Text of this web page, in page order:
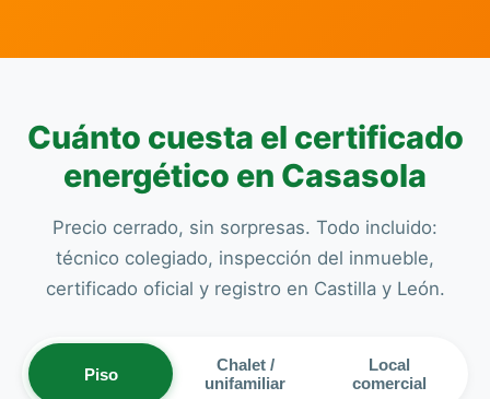
Cuánto cuesta el certificado
energético en Casasola
Precio cerrado, sin sorpresas. Todo incluido:
técnico colegiado, inspección del inmueble,
certificado oficial y registro en Castilla y León.
Piso
Chalet /
unifamiliar
Local
comercial